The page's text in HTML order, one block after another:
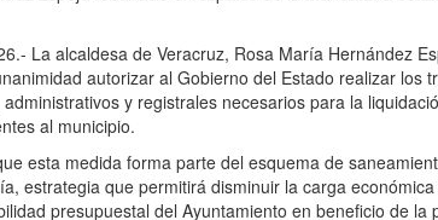
La alcaldesa de Veracruz, Rosa María Hernández
autorizar al Gobierno del Estado realizar los
y registrales necesarios para la
al municipio.
esta medida forma parte del esquema de
estrategia que permitirá disminuir la carga
presupuestal del Ayuntamiento en beneficio de la